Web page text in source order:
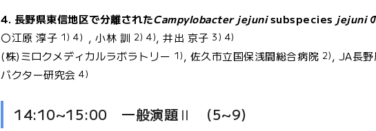
4. 長野県東信地区で分離されたCampylobacter jejunisubspecies jejuni
〇江原 淳子 1) 4） , 小林 訓 2) 4), 井出 京子 3) 4)
(株)ミロクメディカルラボラトリー 1) , 佐久市立国保浅間総合病院 2) , JA長
バクター研究会 4)
14:10~15:00 一般演題Ⅱ (5~9)